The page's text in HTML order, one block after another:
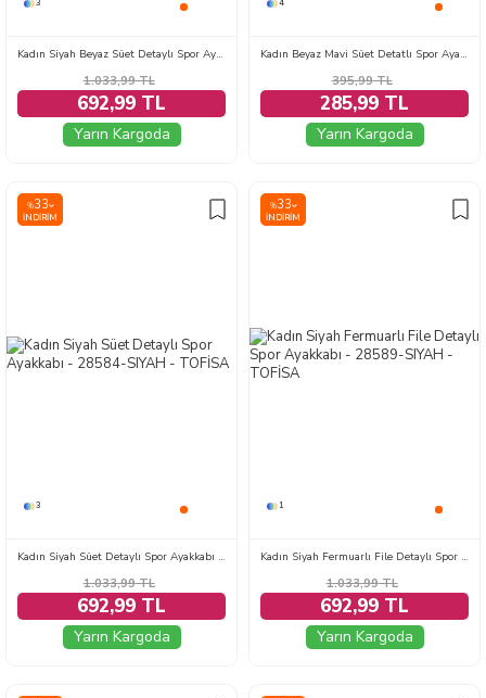
3
Kadın Siyah Beyaz Süet Detaylı Spor Ayakkabı - 28584-SIYAH-BEYAZ
1.033,99TL
692,99 TL
Yarın Kargoda
4
Kadın Beyaz Mavi Süet Detatlı Spor Ayakkabı - 28105-BEYAZ-MAVI
395,99TL
285,99 TL
Yarın Kargoda
%33
İNDIRIM
3
Kadın Siyah Süet Detaylı Spor Ayakkabı - 28584-SIYAH
1.033,99TL
692,99 TL
Yarın Kargoda
%33
İNDIRIM
1
Kadın Siyah Fermuarlı File Detaylı Spor Ayakkabı - 28589-SIYAH
1.033,99TL
692,99 TL
Yarın Kargoda